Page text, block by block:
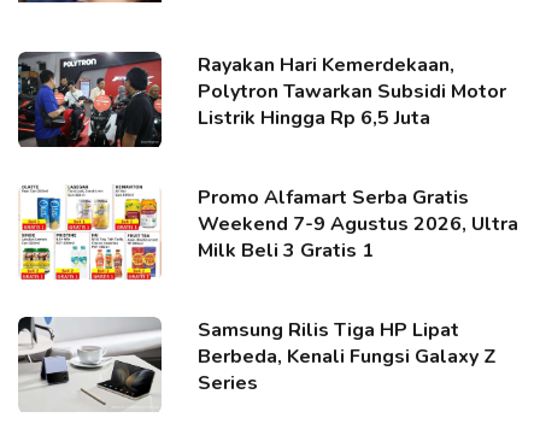
Rayakan Hari Kemerdekaan,
Polytron Tawarkan Subsidi Motor
Listrik Hingga Rp 6,5 Juta
Promo Alfamart Serba Gratis
Weekend 7-9 Agustus 2026, Ultra
Milk Beli 3 Gratis 1
Samsung Rilis Tiga HP Lipat
Berbeda, Kenali Fungsi Galaxy Z
Series